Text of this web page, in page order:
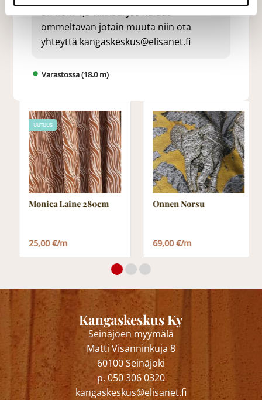
on noin 1,5 viikkoa. Jos haluat
ommeltavan jotain muuta niin ota
yhteyttä kangaskeskus@elisanet.fi
Varastossa (18.0 m)
UUTUUS
Monica Laine 280cm
25,00 €/m
Onnen Norsu
69,00 €/m
Kangaskeskus Ky
Seinäjoen myymälä
Matti Visanninkuja 8
60100 Seinäjoki
p. 050 306 0320
kangaskeskus@elisanet.fi